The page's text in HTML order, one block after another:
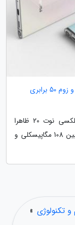
گلکسی نوت 20 پلاس به دوربین 108 مگاپیکسلی و زوم 50 برابری
طبق آخرین اخبار پیرامون گوشی های سری گلکسی نوت 20 ظاهرا
سامسونگ میخواهد مدل پلاس را مجهز به دوربین 108 مگاپیسکلی و
و تکنولوژی »